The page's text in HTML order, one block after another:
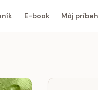
E-book Môj príbeh